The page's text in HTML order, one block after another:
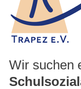
Wir suchen